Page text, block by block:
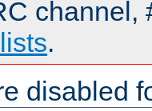
channel,
.
disabled